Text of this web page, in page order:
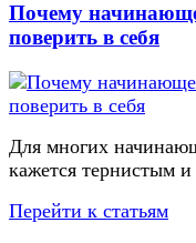
Почему
поверить в себя
Для многих
кажется тернистым
Перейти к статьям